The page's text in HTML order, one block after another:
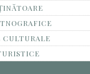
CULTURALE